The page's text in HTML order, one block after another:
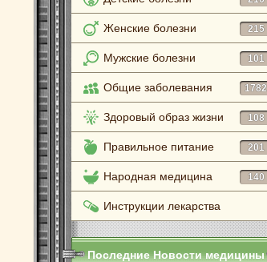
Женские болезни 215
Мужские болезни 101
Общие заболевания 1782
Здоровый образ жизни 108
Правильное питание 201
Народная медицина 140
Инструкции лекарства
Последние Новости медицины